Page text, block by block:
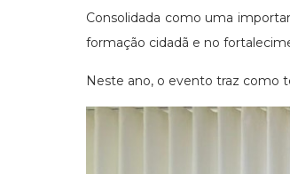
Consolidada como uma
formação cidadã e no
Neste ano, o evento traz como